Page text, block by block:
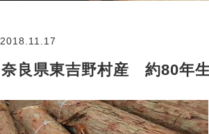
2018.11.17
奈良県東吉野村産 約80年